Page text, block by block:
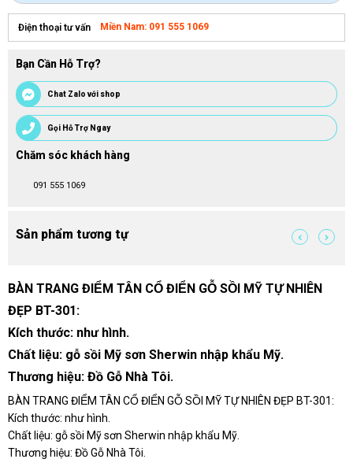
Điện thoại tư vấn Miền Nam: 091 555 1069
Bạn Cần Hỗ Trợ?
Chat Zalo với shop
Gọi Hỗ Trợ Ngay
Chăm sóc khách hàng
091 555 1069
Sản phẩm tương tự
BÀN TRANG ĐIỂM TÂN CỔ ĐIỂN GỖ SỒI MỸ TỰ NHIÊN
ĐẸP BT-301:
Kích thước: như hình.
Chất liệu: gỗ sồi Mỹ sơn Sherwin nhập khẩu Mỹ.
Thương hiệu: Đồ Gỗ Nhà Tôi.
BÀN TRANG ĐIỂM TÂN CỔ ĐIỂN GỖ SỒI MỸ TỰ NHIÊN ĐẸP BT-301:
Kích thước: như hình.
Chất liệu: gỗ sồi Mỹ sơn Sherwin nhập khẩu Mỹ.
Thương hiệu: Đồ Gỗ Nhà Tôi.